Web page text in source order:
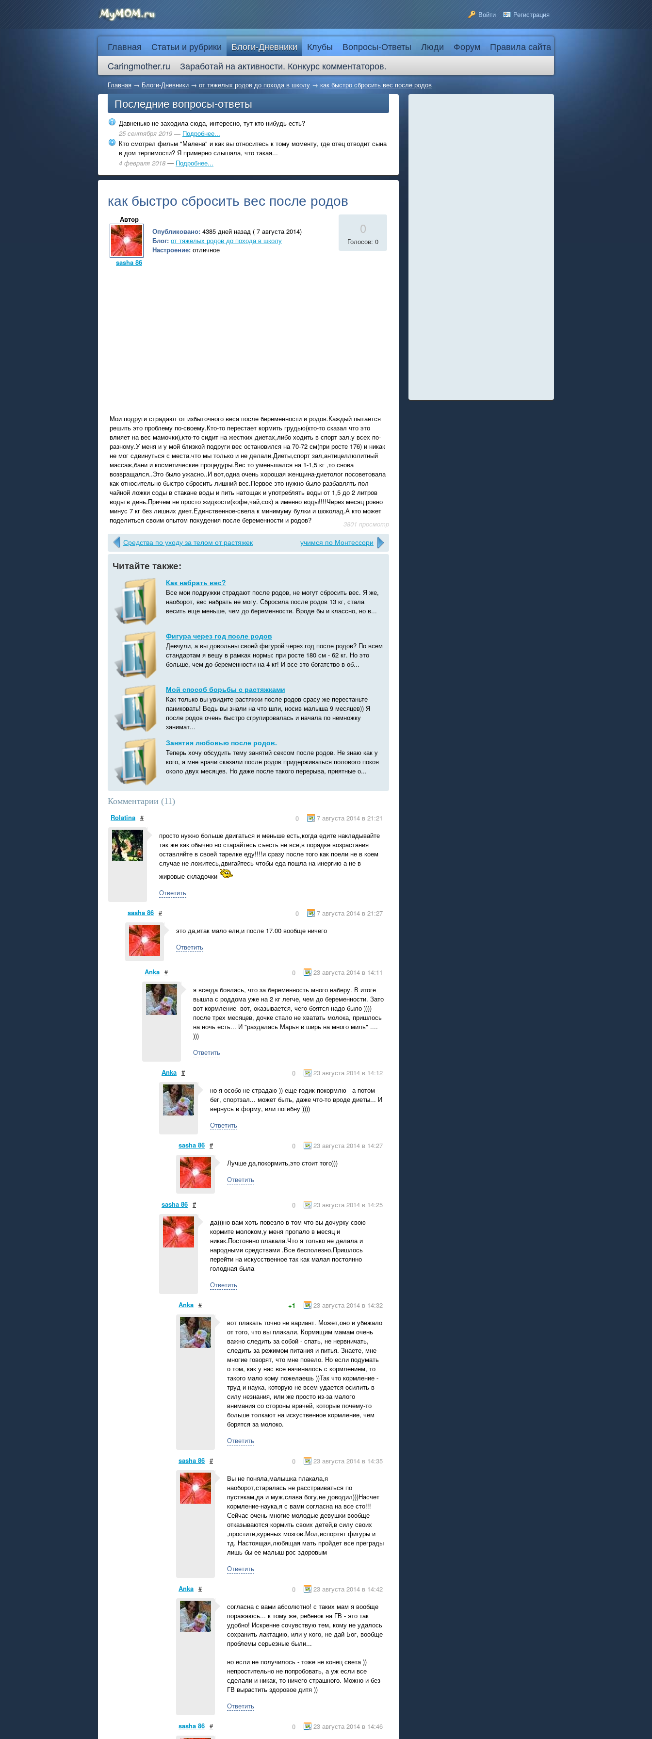
Войти Регистрация
Главная Статьи и рубрики Блоги-Дневники Клубы Вопросы-Ответы Люди Форум
Правила сайта
Caringmother.ru
Заработай на активности. Конкурс комментаторов.
Главная → Блоги-Дневники → от тяжелых родов до похода в школу → как быстро сбросить вес после родов
Последние вопросы-ответы
Давненько не заходила сюда, интересно, тут кто-нибудь есть?
25 сентября 2019 — Подробнее...
Кто смотрел фильм "Малена" и как вы относитесь к тому моменту, где отец отводит сына
в дом терпимости? Я примерно слышала, что такая...
4 февраля 2018 — Подробнее...
как быстро сбросить вес после родов
Автор
sasha 86
Опубликовано: 4385 дней назад ( 7 августа 2014)
Блог: от тяжелых родов до похода в школу
Настроение: отличное
0
Голосов: 0
Мои подруги страдают от избыточного веса после беременности и родов.Каждый пытается
решить это проблему по-своему.Кто-то перестает кормить грудью(кто-то сказал что это
влияет на вес мамочки),кто-то сидит на жестких диетах,либо ходить в спорт зал.у всех по-
разному.У меня и у мой близкой подруги вес остановился на 70-72 см(при росте 176) и никак
не мог сдвинуться с места.что мы только и не делали.Диеты,спорт зал,антицеллюлитный
массаж,бани и косметические процедуры.Вес то уменьшался на 1-1,5 кг ,то снова
возвращался..Это было ужасно..И вот,одна очень хорошая женщина-диетолог посоветовала
как относительно быстро сбросить лишний вес.Первое это нужно было разбавлять пол
чайной ложки соды в стакане воды и пить натощак и употреблять воды от 1,5 до 2 литров
воды в день.Причем не просто жидкости(кофе,чай,сок) а именно воды!!!!Через месяц ровно
минус 7 кг без лишних диет.Единственное-свела к минимуму булки и шоколад.А кто может
поделиться своим опытом похудения после беременности и родов?
3801 просмотр
Средства по уходу за телом от растяжек учимся по Монтессори
Читайте также:
Как набрать вес?
Все мои подружки страдают после родов, не могут сбросить вес. Я же,
наоборот, вес набрать не могу. Сбросила после родов 13 кг, стала
весить еще меньше, чем до беременности. Вроде бы и классно, но в...
Фигура через год после родов
Девчули, а вы довольны своей фигурой через год после родов? По всем
стандартам я вешу в рамках нормы: при росте 180 см - 62 кг. Но это
больше, чем до беременности на 4 кг! И все это богатство в об...
Мой способ борьбы с растяжками
Как только вы увидите растяжки после родов срасу же перестаньте
паниковать! Ведь вы знали на что шли, носив малыша 9 месяцев)) Я
после родов очень быстро сгрупировалась и начала по немножку
занимат...
Занятия любовью после родов.
Теперь хочу обсудить тему занятий сексом после родов. Не знаю как у
кого, а мне врачи сказали после родов придерживаться полового покоя
около двух месяцев. Но даже после такого перерыва, приятные о...
Комментарии (11)
Rolatina # 7 августа 2014 в 21:21
0
просто нужно больше двигаться и меньше есть,когда едите накладывайте
так же как обычно но старайтесь съесть не все,в порядке возрастания
оставляйте в своей тарелке еду!!!!и сразу после того как поели не в коем
случае не ложитесь,двигайтесь чтобы еда пошла на инергию а не в
жировые складочки
Ответить
sasha 86 # 7 августа 2014 в 21:27
0
это да,итак мало ели,и после 17.00 вообще ничего
Ответить
Anka # 23 августа 2014 в 14:11
0
я всегда боялась, что за беременность много наберу. В итоге
вышла с роддома уже на 2 кг легче, чем до беременности. Зато
вот кормление -вот, оказывается, чего боятся надо было ))))
после трех месяцев, дочке стало не хватать молока, пришлось
на ночь есть... И "раздалась Марья в ширь на много миль" ....
)))
Ответить
Anka # 23 августа 2014 в 14:12
0
но я особо не страдаю )) еще годик покормлю - а потом
бег, спортзал... может быть, даже что-то вроде диеты... И
вернусь в форму, или погибну ))))
Ответить
sasha 86 # 23 августа 2014 в 14:27
0
Лучше да,покормить,это стоит того)))
Ответить
sasha 86 # 23 августа 2014 в 14:25
0
да)))но вам хоть повезло в том что вы дочурку свою
кормите молоком,у меня пропало в месяц и
никак.Постоянно плакала.Что я только не делала и
народными средствами .Все бесполезно.Пришлось
перейти на искусственное так как малая постоянно
голодная была
Ответить
Anka # 23 августа 2014 в 14:32
+1
вот плакать точно не вариант. Может,оно и убежало
от того, что вы плакали. Кормящим мамам очень
важно следить за собой - спать, не нервничать,
следить за режимом питания и питья. Знаете, мне
многие говорят, что мне повело. Но если подумать
о том, как у нас все начиналось с кормлением, то
такого мало кому пожелаешь ))Так что кормление -
труд и наука, которую не всем удается осилить в
силу незнания, или же просто из-за малого
внимания со стороны врачей, которые почему-то
больше толкают на искуственное кормление, чем
борятся за молоко.
Ответить
sasha 86 # 23 августа 2014 в 14:35
0
Вы не поняла,малышка плакала,я
наоборот,старалась не расстраиваться по
пустякам,да и муж,слава богу,не доводил)))Насчет
кормление-наука,я с вами согласна на все сто!!!
Сейчас очень многие молодые девушки вообще
отказываются кормить своих детей,в силу своих
,простите,куриных мозгов.Мол,испортят фигуры и
тд. Настоящая,любящая мать пройдет все преграды
лишь бы ее малыш рос здоровым
Ответить
Anka # 23 августа 2014 в 14:42
0
согласна с вами абсолютно! с таких мам я вообще
поражаюсь... к тому же, ребенок на ГВ - это так
удобно! Искренне сочувствую тем, кому не удалось
сохранить лактацию, или у кого, не дай Бог, вообще
проблемы серьезные были...
но если не получилось - тоже не конец света ))
непростительно не попробовать, а уж если все
сделали и никак, то ничего страшного. Можно и без
ГВ вырастить здоровое дитя ))
Ответить
sasha 86 # 23 августа 2014 в 14:46
0